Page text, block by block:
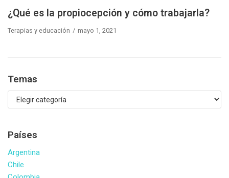
¿Qué es la propiocepción y cómo trabajarla?
Terapias y educación mayo 1, 2021
Temas
Países
Argentina
Chile